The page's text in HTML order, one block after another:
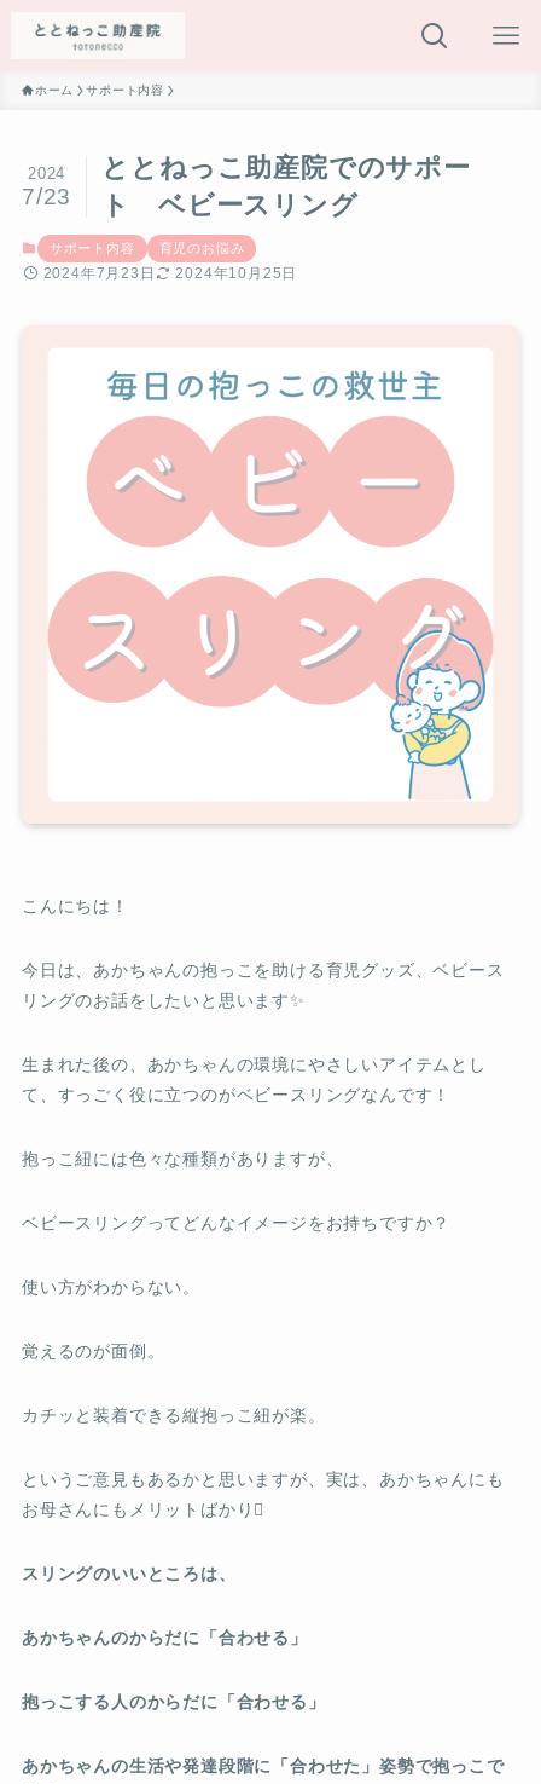
ホーム サポート内容
ととねっこ助産院でのサポー
ト ベビースリング
2024
7/23
サポート内容 育児のお悩み
2024年7月23日 2024年10月25日
こんにちは！
今日は、あかちゃんの抱っこを助ける育児グッズ、ベビース
リングのお話をしたいと思います✨
生まれた後の、あかちゃんの環境にやさしいアイテムとし
て、すっごく役に立つのがベビースリングなんです！
抱っこ紐には色々な種類がありますが、
ベビースリングってどんなイメージをお持ちですか？
使い方がわからない。
覚えるのが面倒。
カチッと装着できる縦抱っこ紐が楽。
というご意見もあるかと思いますが、実は、あかちゃんにも
お母さんにもメリットばかり
スリングのいいところは、
あかちゃんのからだに「合わせる」
抱っこする人のからだに「合わせる」
あかちゃんの生活や発達段階に「合わせた」姿勢で抱っこで